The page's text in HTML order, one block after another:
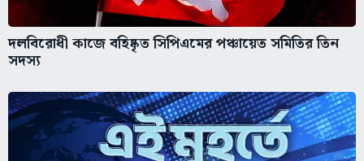
দলবিরোধী কাজে বহিষ্কৃত সিপিএমের পঞ্চায়েত সমিতির তিন
সদস্য